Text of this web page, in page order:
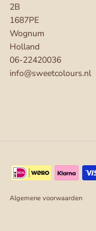
2B
1687PE
Wognum
Holland
06-22420036
info@sweetcolours.nl
Algemene voorwaarden